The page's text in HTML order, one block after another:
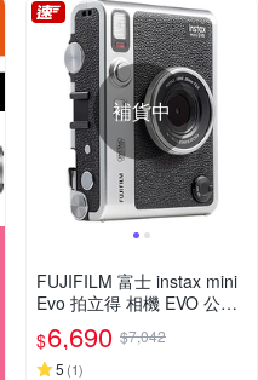
補貨中
FUJIFILM 富士 instax mini
Evo 拍立得 相機 EVO 公司
貨
$6,690 $7,042
5 (1)